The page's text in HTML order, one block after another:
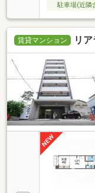
駐車場(近隣
賃貸マンション リ